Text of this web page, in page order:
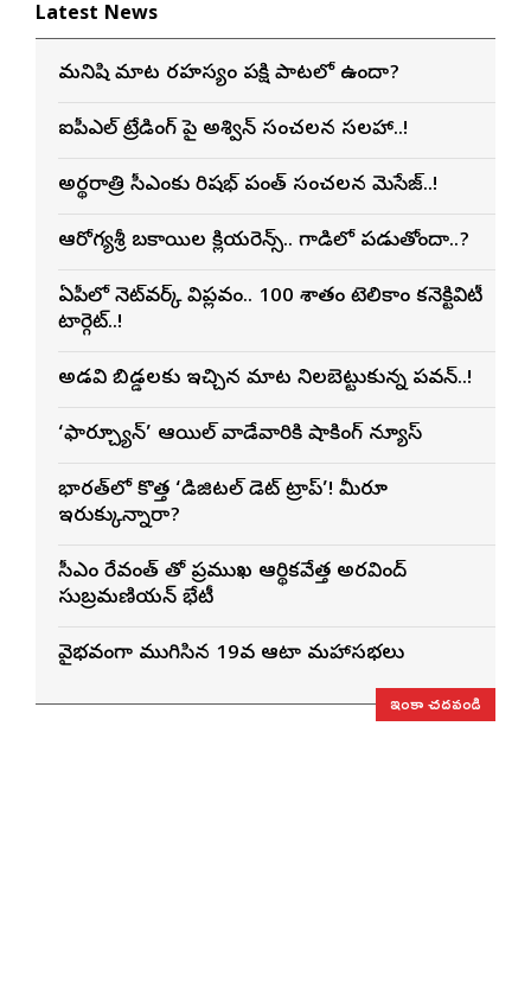
Latest News
మనిషి మాట రహస్యం పక్షి పాటలో ఉందా?
ఐపీఎల్ ట్రేడింగ్ పై అశ్విన్ సంచలన సలహా..!
అర్థరాత్రి సీఎంకు రిషభ్ పంత్ సంచలన మెసేజ్..!
ఆరోగ్యశ్రీ బకాయిల క్లియరెన్స్.. గాడిలో పడుతోందా..?
ఏపీలో నెట్‌వర్క్ విప్లవం.. 100 శాతం టెలికాం కనెక్టివిటీ
టార్గెట్..!
అడవి బిడ్డలకు ఇచ్చిన మాట నిలబెట్టుకున్న పవన్..!
‘ఫార్చ్యూన్’ ఆయిల్ వాడేవారికి షాకింగ్ న్యూస్
భారత్‌లో కొత్త ‘డిజిటల్ డెట్ ట్రాప్’! మీరూ
ఇరుక్కున్నారా?
సీఎం రేవంత్ తో ప్రముఖ ఆర్థికవేత్త అరవింద్‌
సుబ్రమణియన్ భేటీ
వైభవంగా ముగిసిన 19వ ఆటా మహాసభలు
ఇంకా చదవండి